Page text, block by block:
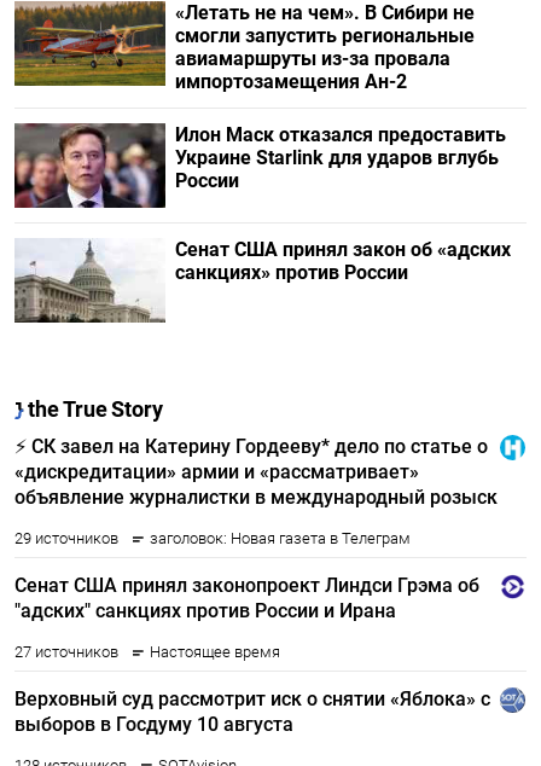
«Летать не на чем». В Сибири не
смогли запустить региональные
авиамаршруты из-за провала
импортозамещения Ан-2
Илон Маск отказался предоставить
Украине Starlink для ударов вглубь
России
Сенат США принял закон об «адских
санкциях» против России